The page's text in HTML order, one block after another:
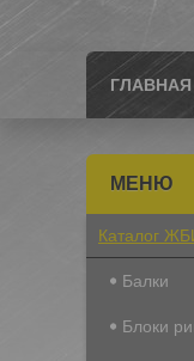
ГЛАВНАЯ
Каталог
Балки
Блоки